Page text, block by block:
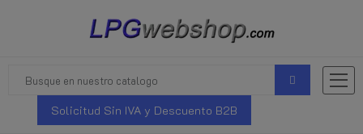
Solicitud Sin IVA y Descuento B2B